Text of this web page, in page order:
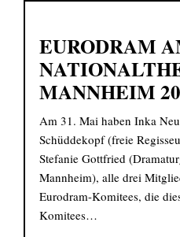
EURODRAM
MANNHEIM
Am 31. Mai haben Inka
Schüddekopf (freie
Stefanie Gottfried
Mannheim), alle drei
Eurodram-Komitees, die
Komitees…